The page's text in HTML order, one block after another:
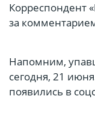
Корреспондент
за
Напомним,
сегодня, 21
появились в